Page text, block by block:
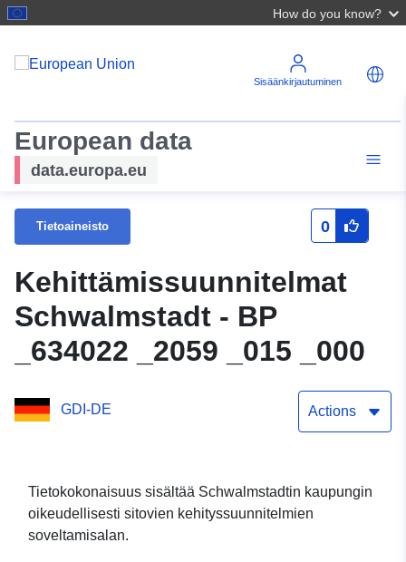
How do you know?
Sisäänkirjautuminen
European data
data.europa.eu
Tietoaineisto 0
Kehittämissuunnitelmat
Schwalmstadt - BP
_634022 _2059 _015 _000
GDI-DE Actions
Tietokokonaisuus sisältää Schwalmstadtin kaupungin
oikeudellisesti sitovien kehityssuunnitelmien
soveltamisalan.